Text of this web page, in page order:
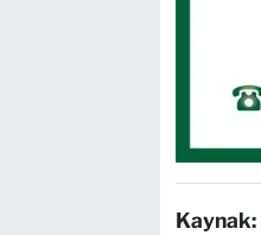
Kaynak: